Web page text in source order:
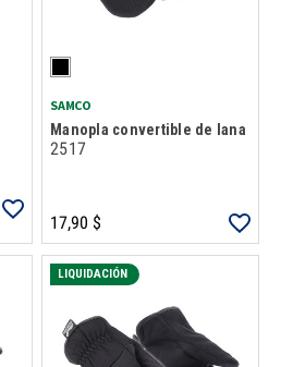
SAMCO
Manopla convertible de lana
2517
17,90 $
LIQUIDACIÓN